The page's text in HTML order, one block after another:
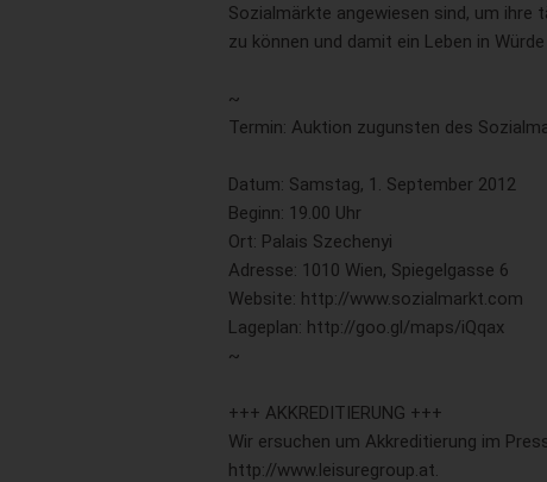
Sozialmärkte angewiesen sind, um ihre
zu können und damit ein Leben in
~
Termin: Auktion zugunsten des
Datum: Samstag, 1. September 2012
Beginn: 19.00 Uhr
Ort: Palais Szechenyi
Adresse: 1010 Wien, Spiegelgasse 6
Website: http://www.sozialmarkt.com
Lageplan: http://goo.gl/maps/iQqax
~
+++ AKKREDITIERUNG +++
Wir ersuchen um Akkreditierung im
http://www.leisuregroup.at.